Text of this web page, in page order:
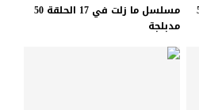
مسلسل ما زلت في 17 الحلقة 50
مدبلجة